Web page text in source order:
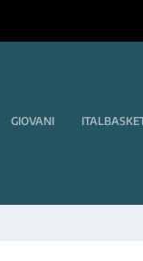
GIOVANI